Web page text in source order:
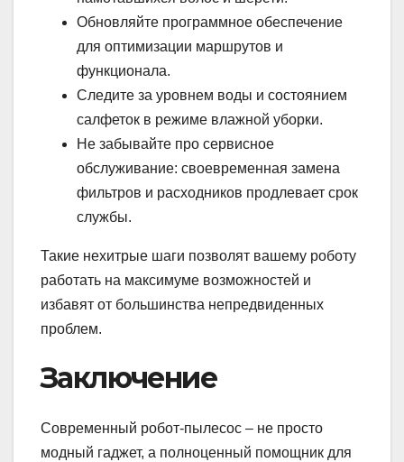
Обновляйте программное обеспечение
для оптимизации маршрутов и
функционала.
Следите за уровнем воды и состоянием
салфеток в режиме влажной уборки.
Не забывайте про сервисное
обслуживание: своевременная замена
фильтров и расходников продлевает срок
службы.
Такие нехитрые шаги позволят вашему роботу
работать на максимуме возможностей и
избавят от большинства непредвиденных
проблем.
Заключение
Современный робот-пылесос – не просто
модный гаджет, а полноценный помощник для